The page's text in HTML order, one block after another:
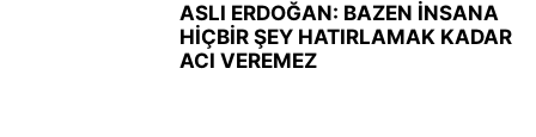
ASLI ERDOĞAN: BAZEN İNSANA
HİÇBİR ŞEY HATIRLAMAK KADAR
ACI VEREMEZ